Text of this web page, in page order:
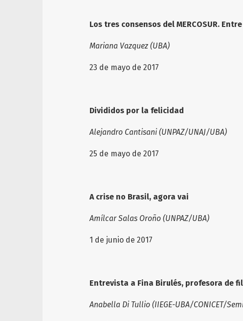
Los tres consensos del MERCOSUR.
Mariana Vazquez (UBA)
23 de mayo de 2017
Divididos por la felicidad
Alejandro Cantisani (UNPAZ/UNAJ/UBA)
25 de mayo de 2017
A crise no Brasil, agora vai
Amílcar Salas Oroño (UNPAZ/UBA)
1 de junio de 2017
Entrevista a Fina Birulés, profesora de
Anabella Di Tullio (IIEGE-UBA/CONICET/